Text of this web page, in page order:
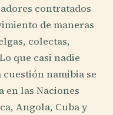
contratados
de maneras
colectas,
que casi nadie
namibia se
las Naciones
Angola, Cuba y